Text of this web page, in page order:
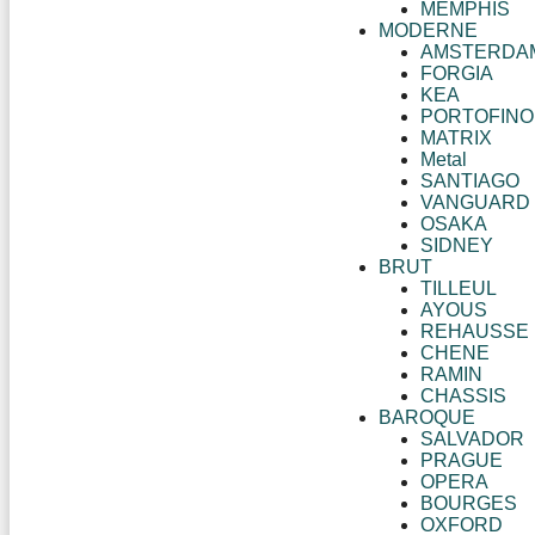
MEMPHIS
MODERNE
FORGIA
KEA
PORTOFINO
MATRIX
Metal
SANTIAGO
VANGUARD
OSAKA
SIDNEY
BRUT
TILLEUL
AYOUS
REHAUSSE
CHENE
RAMIN
CHASSIS
BAROQUE
SALVADOR
PRAGUE
OPERA
BOURGES
OXFORD